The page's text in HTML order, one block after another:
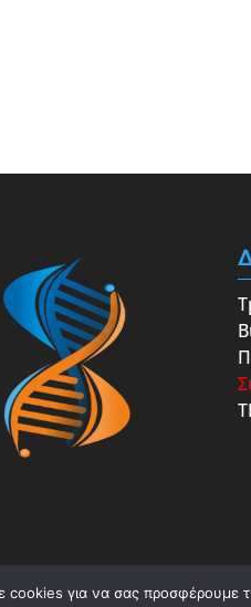
cookies για να σας προσφέρουμε